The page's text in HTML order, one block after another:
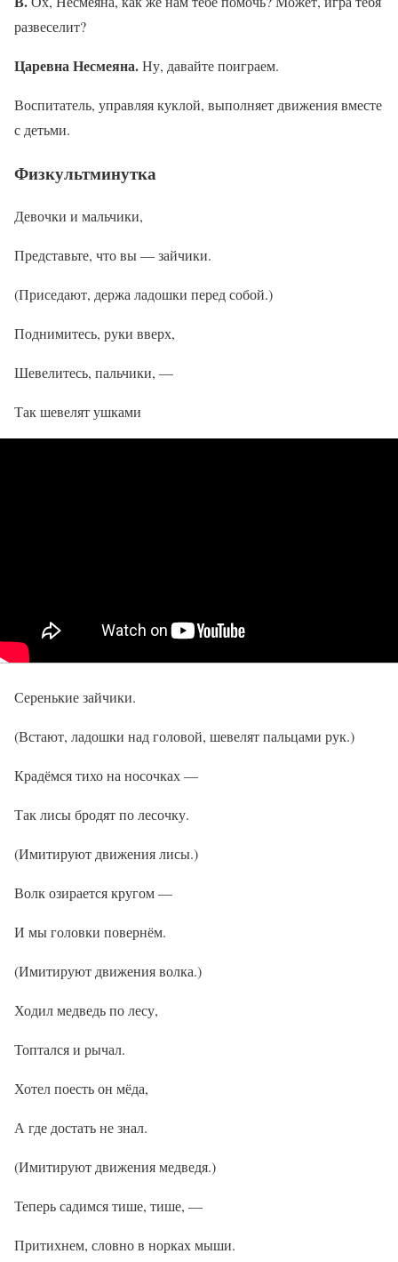
развеселит?
Царевна Несмеяна.Ну, давайте поиграем.
Воспитатель, управляя куклой, выполняет движения вместе
с детьми.
Физкультминутка
Девочки и мальчики,
Представьте, что вы — зайчики.
(Приседают, держа ладошки перед собой.)
Поднимитесь, руки вверх,
Шевелитесь, пальчики, —
Так шевелят ушками
Серенькие зайчики.
(Встают, ладошки над головой, шевелят пальцами рук.)
Крадёмся тихо на носочках —
Так лисы бродят по лесочку.
(Имитируют движения лисы.)
Волк озирается кругом —
И мы головки повернём.
(Имитируют движения волка.)
Ходил медведь по лесу,
Топтался и рычал.
Хотел поесть он мёда,
А где достать не знал.
(Имитируют движения медведя.)
Теперь садимся тише, тише, —
Притихнем, словно в норках мыши.